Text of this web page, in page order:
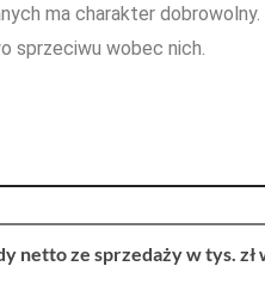
ma charakter
sprzeciwu wobec nich.
netto ze sprzedaży w tys. zł